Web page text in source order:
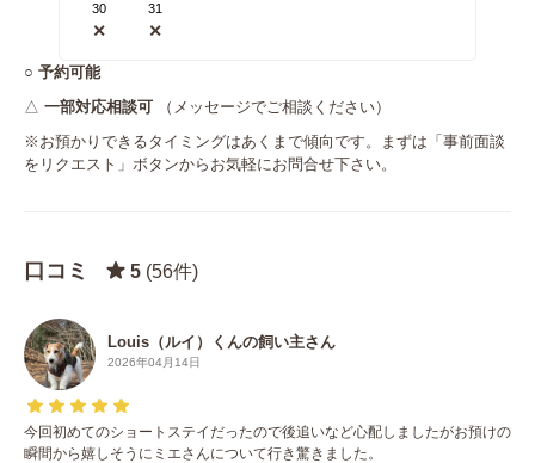
30
✕
31
✕
○ 予約可能
△ 一部対応相談可
（メッセージでご相談ください）
※お預かりできるタイミングはあくまで傾向です。まずは「事前面談
をリクエスト」ボタンからお気軽にお問合せ下さい。
口コミ 5 (56件)
Louis（ルイ）くんの飼い主さん
2026年04月14日
今回初めてのショートステイだったので後追いなど心配しましたがお預けの
瞬間から嬉しそうにミエさんについて行き驚きました。